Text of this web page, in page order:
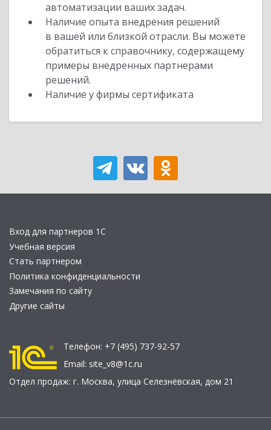
автоматизации ваших задач.
Наличие опыта внедрения решений
в вашей или близкой отрасли. Вы можете
обратиться к справочнику, содержащему
примеры внедренных партнерами
решений.
Наличие у фирмы сертификата
Вход для партнеров 1С
Учебная версия
Стать партнером
Политика конфиденциальности
Замечания по сайту
Другие сайты
Телефон: +7 (495) 737-92-57
Email: site_v8@1c.ru
Отдел продаж: г. Москва, улица Селезнёвская, дом 21